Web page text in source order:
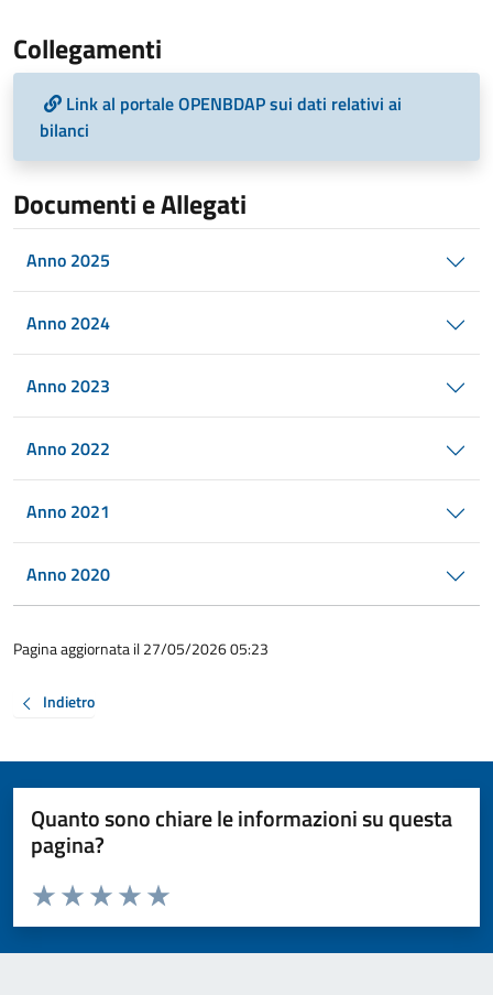
Collegamenti
Link al portale OPENBDAP sui dati relativi ai
bilanci
Documenti e Allegati
Anno 2025
Anno 2024
Anno 2023
Anno 2022
Anno 2021
Anno 2020
Pagina aggiornata il 27/05/2026 05:23
Indietro
Quanto sono chiare le informazioni su questa
pagina?
Valuta da 1 a 5 stelle la pagina
Valuta 5 stelle su 5
Valuta 4 stelle su 5
Valuta 3 stelle su 5
Valuta 2 stelle su 5
Valuta 1 stelle su 5